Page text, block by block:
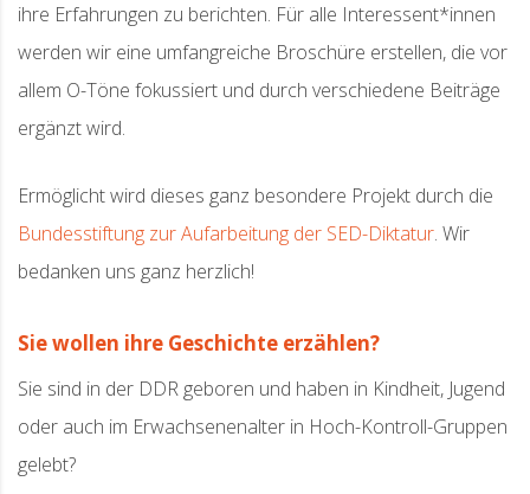
ihre Erfahrungen zu berichten. Für alle Interessent*innen
werden wir eine umfangreiche Broschüre erstellen, die vor
allem O-Töne fokussiert und durch verschiedene Beiträge
ergänzt wird.
Ermöglicht wird dieses ganz besondere Projekt durch die
Bundesstiftung zur Aufarbeitung der SED-Diktatur. Wir
bedanken uns ganz herzlich!
Sie wollen ihre Geschichte erzählen?
Sie sind in der DDR geboren und haben in Kindheit, Jugend
oder auch im Erwachsenenalter in Hoch-Kontroll-Gruppen
gelebt?